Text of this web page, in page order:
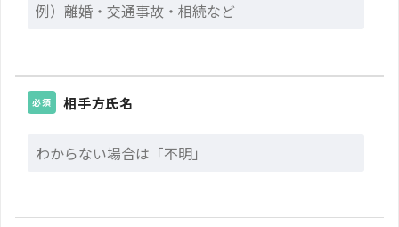
必須 相手方氏名